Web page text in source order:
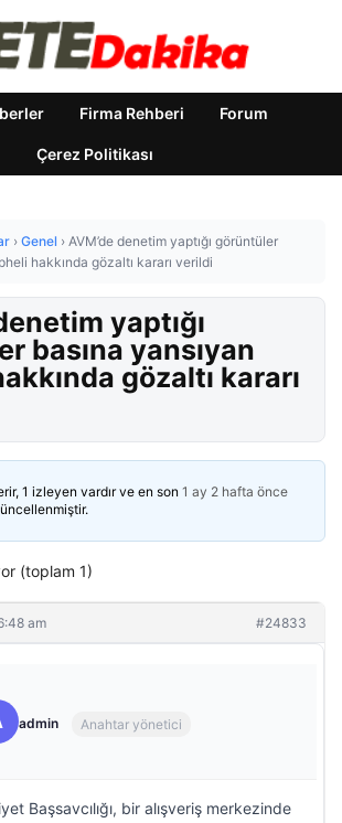
Firma Rehberi Forum
Çerez Politikası
› Genel › AVM’de denetim yaptığı görüntüler
hakkında gözaltı kararı verildi
yaptığı
basına yansıyan
gözaltı kararı
1 izleyen vardır ve en son 1 ay 2 hafta önce
(toplam 1)
am #24833
admin Anahtar yönetici
Başsavcılığı, bir alışveriş merkezinde